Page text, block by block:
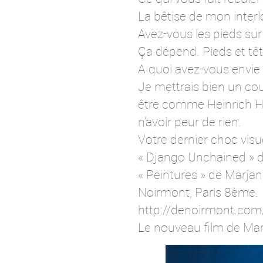
La bêtise de mon
Avez-vous les pieds
Ça dépend. Pieds et
A quoi avez-vous
Je mettrais bien un
être comme Heinrich
n’avoir peur de rien.
Votre dernier choc
« Django Unchained »
« Peintures » de
Noirmont, Paris 8ème.
http://
Le nouveau film de